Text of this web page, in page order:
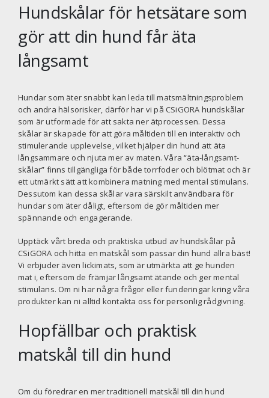
Hundskålar för hetsätare som
gör att din hund får äta
långsamt
Hundar som äter snabbt kan leda till matsmältningsproblem
och andra hälsorisker, därför har vi på CSiGORA hundskålar
som är utformade för att sakta ner ätprocessen. Dessa
skålar är skapade för att göra måltiden till en interaktiv och
stimulerande upplevelse, vilket hjälper din hund att äta
långsammare och njuta mer av maten. Våra “äta-långsamt-
skålar” finns tillgängliga för både torrfoder och blötmat och är
ett utmärkt sätt att kombinera matning med mental stimulans.
Dessutom kan dessa skålar vara särskilt användbara för
hundar som äter dåligt, eftersom de gör måltiden mer
spännande och engagerande.
Upptäck vårt breda och praktiska utbud av hundskålar på
CSiGORA och hitta en matskål som passar din hund allra bäst!
Vi erbjuder även lickimats, som är utmärkta att ge hunden
mat i, eftersom de främjar långsamt ätande och ger mental
stimulans. Om ni har några frågor eller funderingar kring våra
produkter kan ni alltid kontakta oss för personlig rådgivning.
Hopfällbar och praktisk
matskål till din hund
Om du föredrar en mer traditionell matskål till din hund